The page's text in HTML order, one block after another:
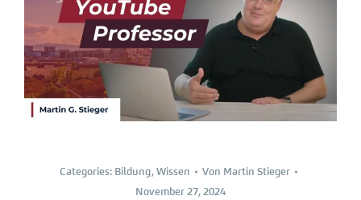
Categories: Bildung,Wissen Von Martin Stieger
November 27, 2024